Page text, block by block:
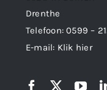
Drenthe
Telefoon:0599 –
E-mail: Klik hier